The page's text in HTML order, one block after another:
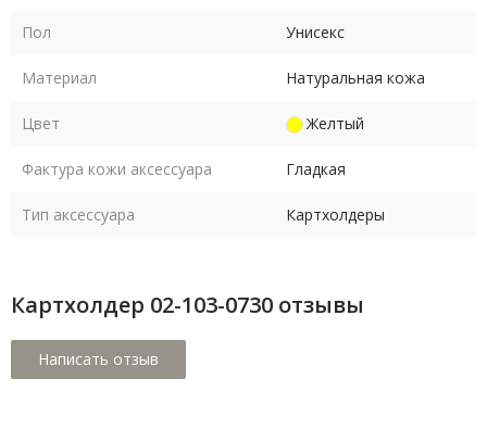
Пол Унисекс
Материал Натуральная кожа
Цвет Желтый
Фактура кожи аксессуара Гладкая
Тип аксессуара Картхолдеры
Картхолдер 02-103-0730 отзывы